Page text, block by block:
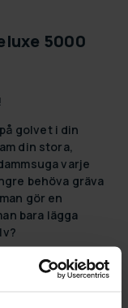
5000
golvet i din
din stora,
varje
behöva gräva
gör en
bara lägga
5000 är den